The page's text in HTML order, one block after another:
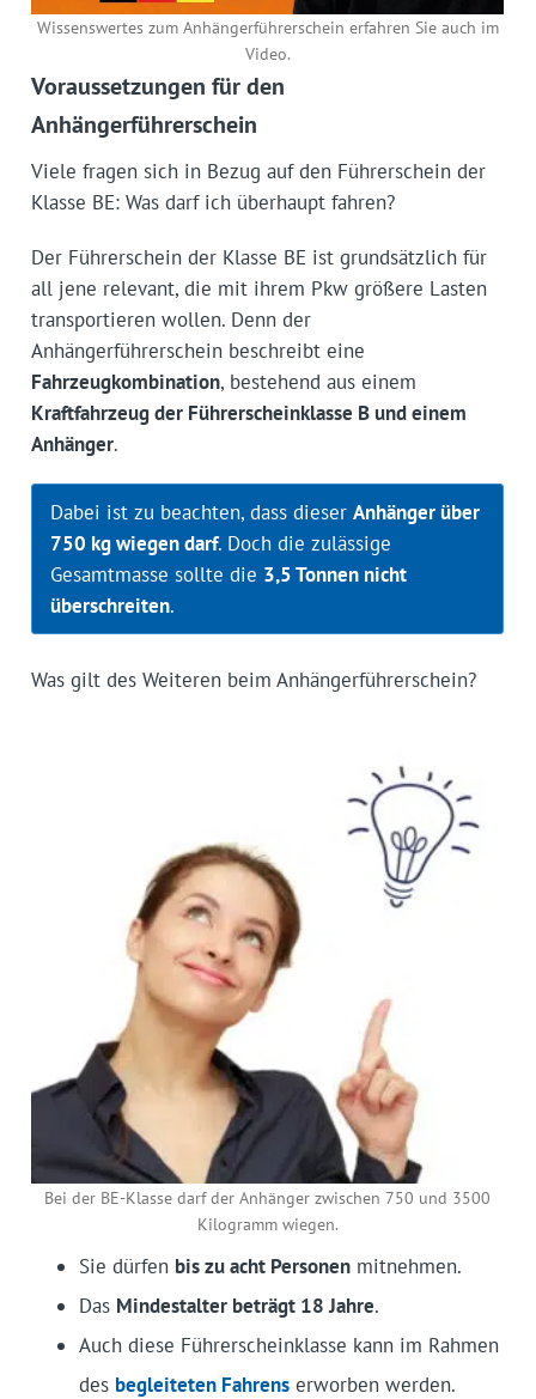
Wissenswertes zum Anhängerführerschein erfahren Sie auch im
Video.
Voraussetzungen für den
Anhängerführerschein
Viele fragen sich in Bezug auf den Führerschein der
Klasse BE: Was darf ich überhaupt fahren?
Der Führerschein der Klasse BE ist grundsätzlich für
all jene relevant, die mit ihrem Pkw größere Lasten
transportieren wollen. Denn der
Anhängerführerschein beschreibt eine
Fahrzeugkombination, bestehend aus einem
Kraftfahrzeug der Führerscheinklasse B und einem
Anhänger.
Dabei ist zu beachten, dass dieser Anhänger über
750 kg wiegen darf. Doch die zulässige
Gesamtmasse sollte die 3,5 Tonnen nicht
überschreiten.
Was gilt des Weiteren beim Anhängerführerschein?
Bei der BE-Klasse darf der Anhänger zwischen 750 und 3500
Kilogramm wiegen.
Sie dürfen bis zu acht Personenmitnehmen.
Das Mindestalter beträgt 18 Jahre.
Auch diese Führerscheinklasse kann im Rahmen
des begleiteten Fahrenserworben werden.